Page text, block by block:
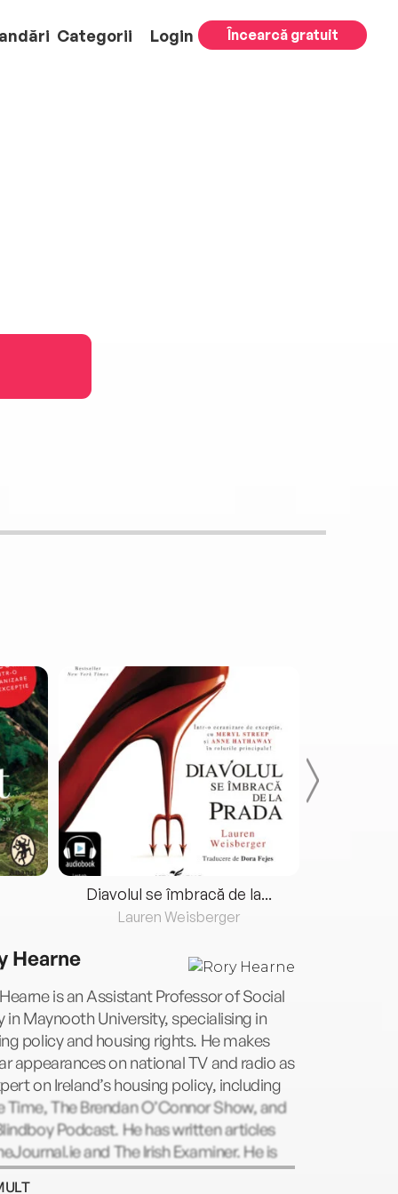
Categorii Login Încearcă gratuit
Diavolul se îmbracă de la...
Lauren Weisberger
Hearne
is an Assistant Professor of Social
in Maynooth University, specialising in
policy and housing rights. He makes
appearances on national TV and radio as
on Ireland’s housing policy, including
Time, The Brendan O’Connor Show, and
Podcast. He has written articles
and The Irish Examiner. He is
of Housing Shock: The Irish Housing